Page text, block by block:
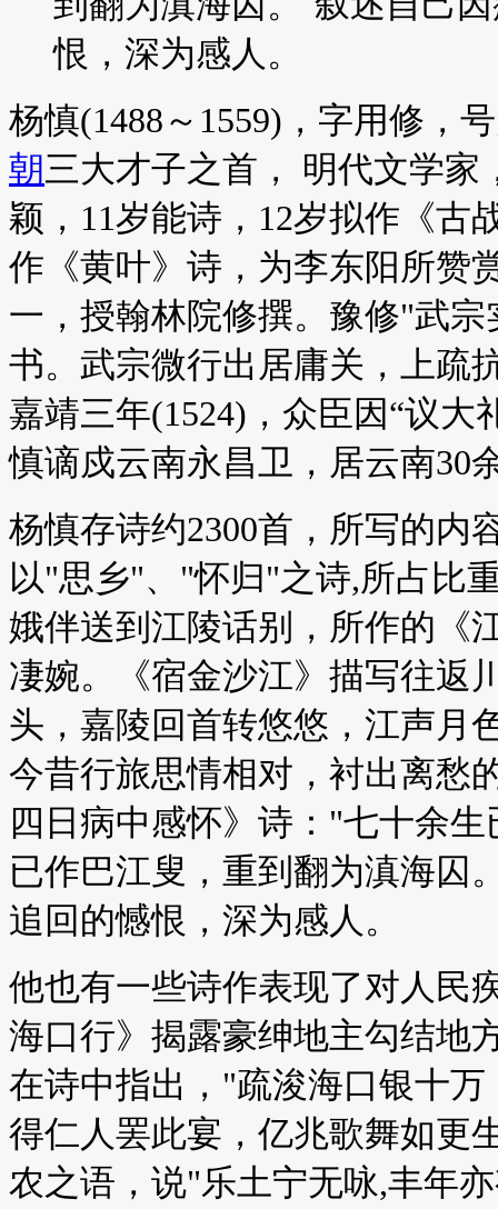
恨，深为感人。
杨慎(1488～1559)，字用修，
朝三大才子之首， 明代文学
颖，11岁能诗，12岁拟作《古
作《黄叶》诗，为李东阳所赞
一，授翰林院修撰。豫修"武
书。武宗微行出居庸关，上疏
嘉靖三年(1524)，众臣因“议
慎谪戍云南永昌卫，居云南30
杨慎存诗约2300首，所写的内
以"思乡"、"怀归"之诗,所占比
娥伴送到江陵话别，所作的《
凄婉。《宿金沙江》描写往返
头，嘉陵回首转悠悠，江声月
今昔行旅思情相对，衬出离愁
四日病中感怀》诗："七十余
已作巴江叟，重到翻为滇海囚
追回的憾恨，深为感人。
他也有一些诗作表现了对人民
海口行》揭露豪绅地主勾结地
在诗中指出，"疏浚海口银十
得仁人罢此宴，亿兆歌舞如更
农之语，说"乐土宁无咏,丰年